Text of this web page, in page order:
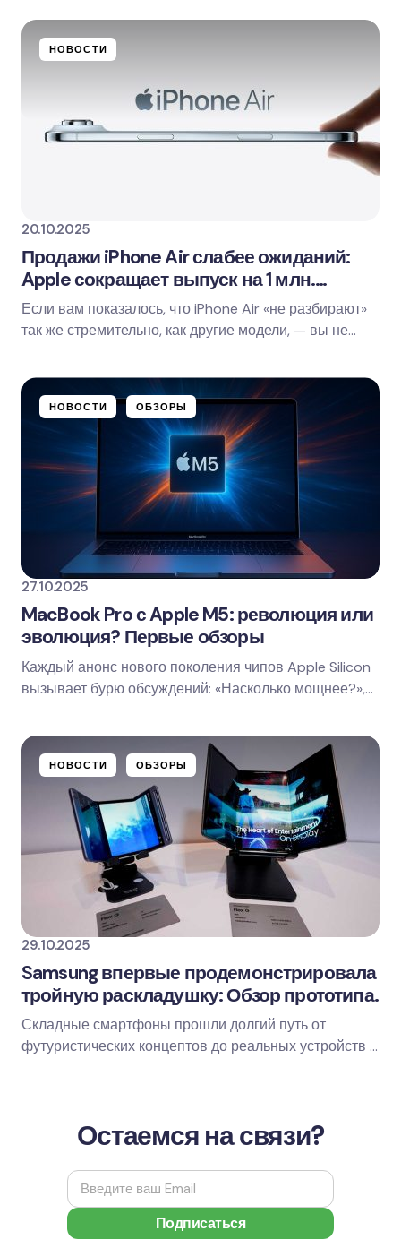
Обязательные поля помечены*
Name *
Email *
Save my name and email in this browser for
Оставить комментарий
НОВОСТИ
20.10.2025
Продажи iPhone Air слабее ожиданий:
Apple сокращает выпуск на 1 млн.
устройств
Если вам показалось, что iPhone Air «не разбирают»
так же стремительно, как другие модели, — вы не
НОВОСТИ ОБЗОРЫ
27.10.2025
MacBook Pro с Apple M5: революция или
эволюция? Первые обзоры
Каждый анонс нового поколения чипов Apple Silicon
вызывает бурю обсуждений: «Насколько мощнее?»,
НОВОСТИ ОБЗОРЫ
29.10.2025
Samsung впервые продемонстрировала
тройную раскладушку: Обзор прототипа.
Складные смартфоны прошли долгий путь от
футуристических концептов до реальных устройств в
Остаемся на связи?